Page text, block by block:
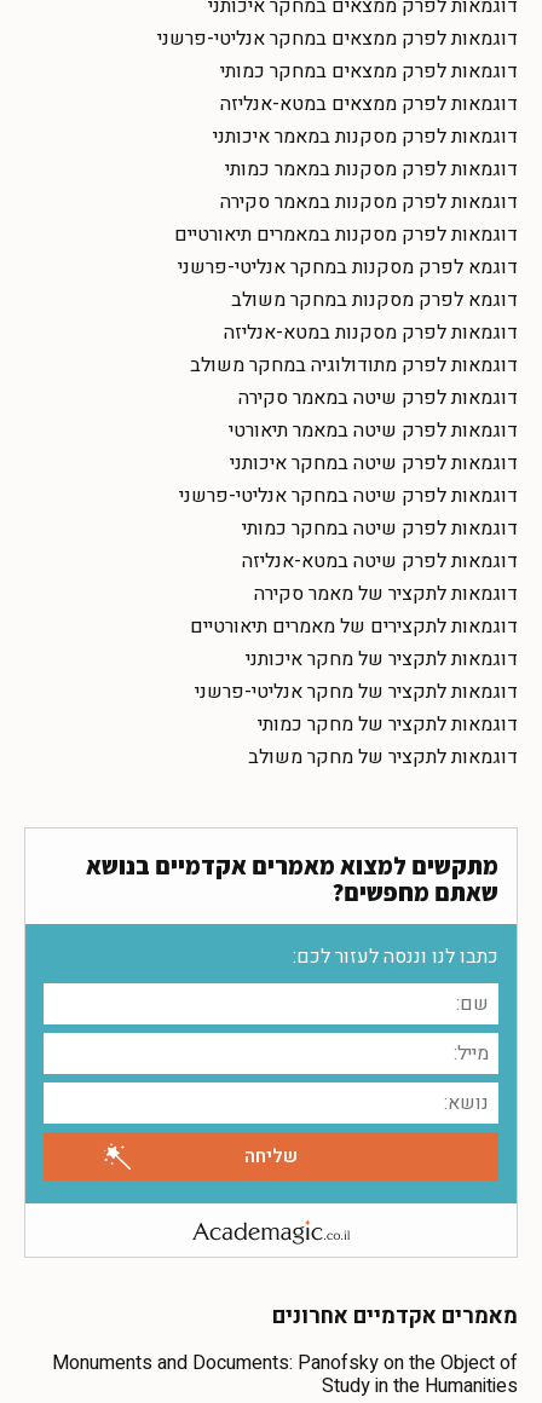
דוגמאות לפרק ממצאים במחקר איכותני
דוגמאות לפרק ממצאים במחקר אנליטי-פרשני
דוגמאות לפרק ממצאים במחקר כמותי
דוגמאות לפרק ממצאים במטא-אנליזה
דוגמאות לפרק מסקנות במאמר איכותני
דוגמאות לפרק מסקנות במאמר כמותי
דוגמאות לפרק מסקנות במאמר סקירה
דוגמאות לפרק מסקנות במאמרים תיאורטיים
דוגמא לפרק מסקנות במחקר אנליטי-פרשני
דוגמא לפרק מסקנות במחקר משולב
דוגמאות לפרק מסקנות במטא-אנליזה
דוגמאות לפרק מתודולוגיה במחקר משולב
דוגמאות לפרק שיטה במאמר סקירה
דוגמאות לפרק שיטה במאמר תיאורטי
דוגמאות לפרק שיטה במחקר איכותני
דוגמאות לפרק שיטה במחקר אנליטי-פרשני
דוגמאות לפרק שיטה במחקר כמותי
דוגמאות לפרק שיטה במטא-אנליזה
דוגמאות לתקציר של מאמר סקירה
דוגמאות לתקצירים של מאמרים תיאורטיים
דוגמאות לתקציר של מחקר איכותני
דוגמאות לתקציר של מחקר אנליטי-פרשני
דוגמאות לתקציר של מחקר כמותי
דוגמאות לתקציר של מחקר משולב
מתקשים למצוא מאמרים אקדמיים בנושא
שאתם מחפשים?
כתבו לנו וננסה לעזור לכם:
מאמרים אקדמיים אחרונים
Monuments and Documents: Panofsky on the Object of
Study in the Humanities